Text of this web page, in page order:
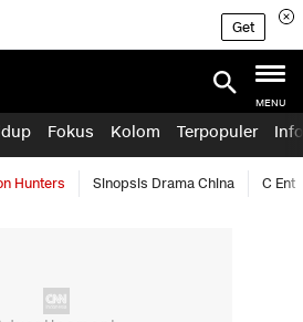
Get
MENU
Fokus Kolom Terpopuler
Hunters Sinopsis Drama China C Ent